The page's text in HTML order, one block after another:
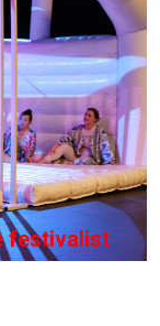
festivalist